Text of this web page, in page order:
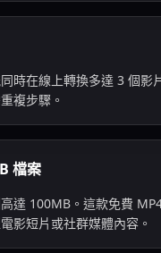
時在線上轉換多達 3 個影
複步驟。
檔案
達 100MB。這款免費
影短片或社群媒體內容。